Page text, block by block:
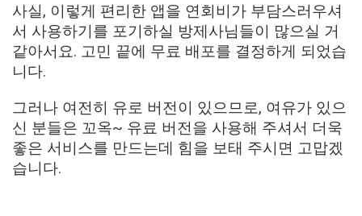
사실, 이렇게 편리한 앱을 연회비가 부담스러우셔
서 사용하기를 포기하실 방제사님들이 많으실 거
같아서요. 고민 끝에 무료 배포를 결정하게 되었습
니다.
그러나 여전히 유로 버전이 있으므로, 여유가 있으
신 분들은 꼬옥~ 유료 버전을 사용해 주셔서 더욱
좋은 서비스를 만드는데 힘을 보태 주시면 고맙겠
습니다.